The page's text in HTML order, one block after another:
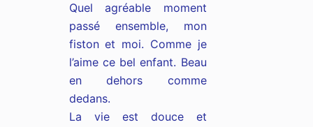
Quel agréable moment
passé ensemble, mon
fiston et moi. Comme je
l’aime ce bel enfant. Beau
en dehors comme
dedans.
La vie est douce et